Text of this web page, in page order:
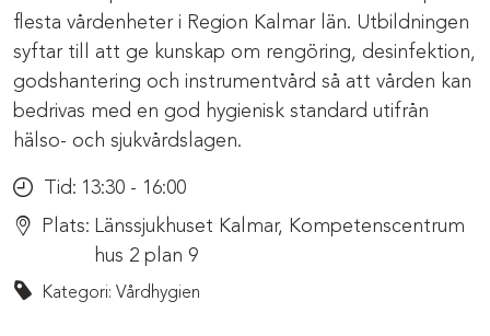
flesta vårdenheter i Region Kalmar län. Utbildningen
syftar till att ge kunskap om rengöring, desinfektion,
godshantering och instrumentvård så att vården kan
bedrivas med en god hygienisk standard utifrån
hälso- och sjukvårdslagen.
Tid: 13:30 - 16:00
Plats: Länssjukhuset Kalmar, Kompetenscentrum
hus 2 plan 9
Kategori: Vårdhygien